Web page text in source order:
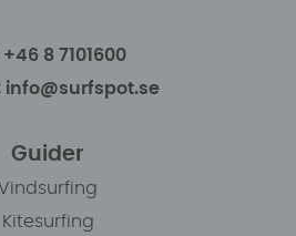
+46 8 7101600
info@surfspot.se
Guider
Kitesurfing